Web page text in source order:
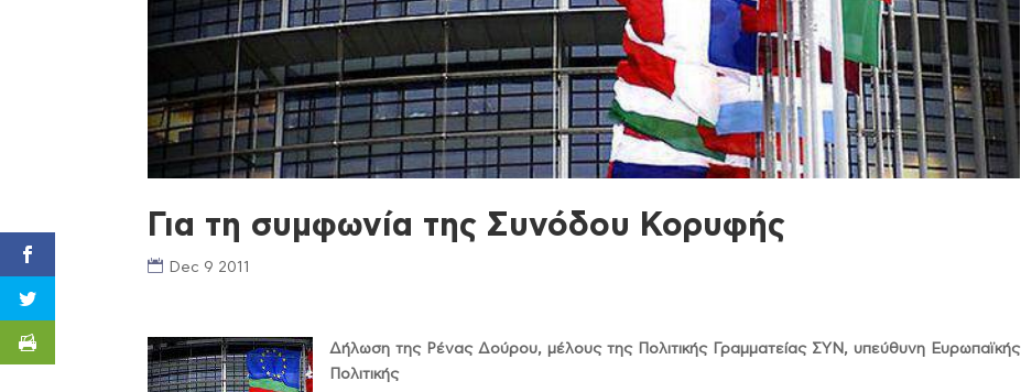
Για τη συμφωνία της Συνόδου Κορυφής
Dec 9 2011
Δήλωση της Ρένας Δούρου, μέλους της Πολιτικής Γραμματείας ΣΥΝ, υπεύθυνη Ευρωπαϊκής
Πολιτικής